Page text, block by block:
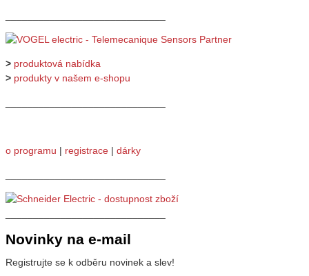
> produktová nabídka
> produkty v našem e-shopu
o programu | registrace | dárky
Novinky na e-mail
Registrujte se k odběru novinek a slev!